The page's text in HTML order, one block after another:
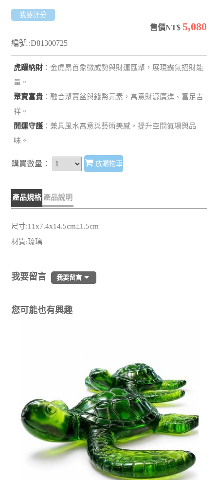
我要評分
售價NT$ 5,080
編號 :D81300725
虎躍納財 ：金虎昂首象徵威勢與財運匯聚，展現霸氣招財能
量。
聚寶富貴 ：融合聚寶盆與錢幣元素，寓意財源廣進、富足吉
祥。
開運守護 ：兼具風水寓意與藝術美感，提升空間氣場與品
味。
購買數量： 放購物車
產品規格 產品說明
尺寸:11x7.4x14.5cm±1.5cm
材質:琉璃
我要留言 我要留言
您可能也有興趣